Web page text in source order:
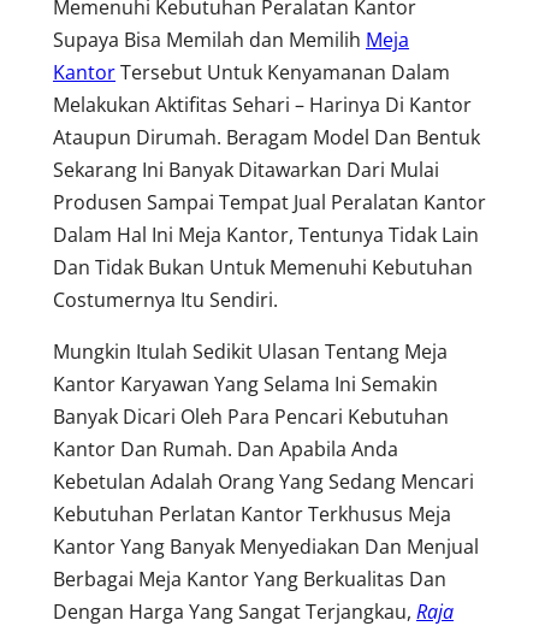
Memenuhi Kebutuhan Peralatan Kantor
Supaya Bisa Memilah dan Memilih Meja
KantorTersebut Untuk Kenyamanan Dalam
Melakukan Aktifitas Sehari – Harinya Di Kantor
Ataupun Dirumah. Beragam Model Dan Bentuk
Sekarang Ini Banyak Ditawarkan Dari Mulai
Produsen Sampai Tempat Jual Peralatan Kantor
Dalam Hal Ini Meja Kantor, Tentunya Tidak Lain
Dan Tidak Bukan Untuk Memenuhi Kebutuhan
Costumernya Itu Sendiri.
Mungkin Itulah Sedikit Ulasan Tentang Meja
Kantor Karyawan Yang Selama Ini Semakin
Banyak Dicari Oleh Para Pencari Kebutuhan
Kantor Dan Rumah. Dan Apabila Anda
Kebetulan Adalah Orang Yang Sedang Mencari
Kebutuhan Perlatan Kantor Terkhusus Meja
Kantor Yang Banyak Menyediakan Dan Menjual
Berbagai Meja Kantor Yang Berkualitas Dan
Dengan Harga Yang Sangat Terjangkau, Raja